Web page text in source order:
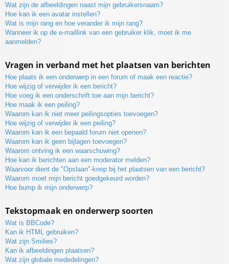
Wat zijn de afbeeldingen naast mijn gebruikersnaam?
Hoe kan ik een avatar instellen?
Wat is mijn rang en hoe verander ik mijn rang?
Wanneer ik op de e-maillink van een gebruiker klik, moet ik me
aanmelden?
Vragen in verband met het plaatsen van berichten
Hoe plaats ik een onderwerp in een forum of maak een reactie?
Hoe wijzig of verwijder ik een bericht?
Hoe voeg ik een onderschrift toe aan mijn bericht?
Hoe maak ik een peiling?
Waarom kan ik niet meer peilingsopties toevoegen?
Hoe wijzig of verwijder ik een peiling?
Waarom kan ik een bepaald forum niet openen?
Waarom kan ik geen bijlagen toevoegen?
Waarom ontving ik een waarschuwing?
Hoe kan ik berichten aan een moderator melden?
Waarvoor dient de "Opslaan"-knop bij het plaatsen van een bericht?
Waarom moet mijn bericht goedgekeurd worden?
Hoe bump ik mijn onderwerp?
Tekstopmaak en onderwerp soorten
Wat is BBCode?
Kan ik HTML gebruiken?
Wat zijn Smilies?
Kan ik afbeeldingen plaatsen?
Wat zijn globale mededelingen?